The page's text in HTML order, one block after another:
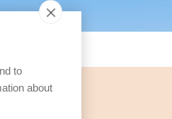
to
about